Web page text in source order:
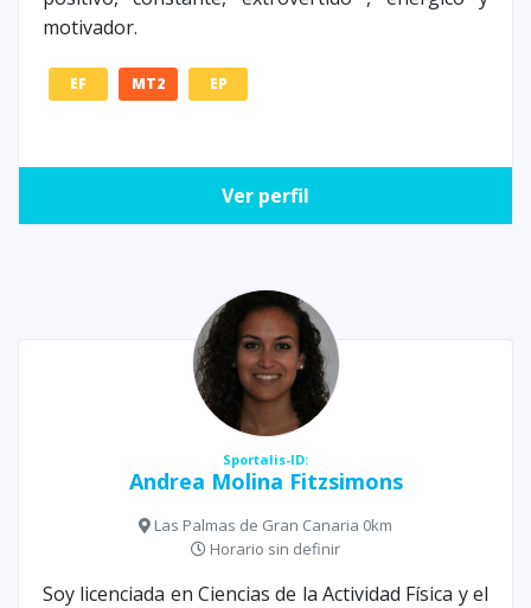
motivador.
EF MT2 EP
Ver perfil
Sportalis-ID:
Andrea Molina Fitzsimons
Las Palmas de Gran Canaria 0km
Horario sin definir
Soy licenciada en Ciencias de la Actividad Física y el